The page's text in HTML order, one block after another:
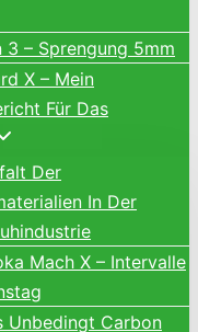
3 – Sprengung 5mm
X – Mein
Für Das
Der
In Der
Mach X – Intervalle
Unbedingt Carbon